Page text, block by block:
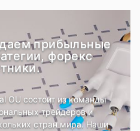
прибыльные
форекс
OU состоит из команды
трейдеров и
стран мира. Наши